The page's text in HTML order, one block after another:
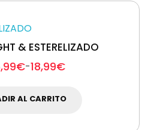
& ESTERELIZADO
18,99€
-
€
AL CARRITO